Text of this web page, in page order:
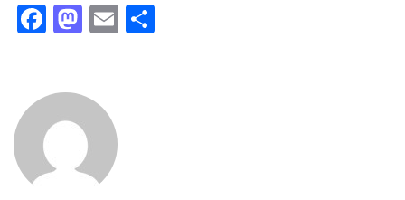
Facebook
Mastodon
Email